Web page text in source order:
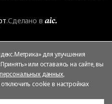
.Сделано в
для улучшения
или оставаясь на сайте, вы
данных,
cookie в настройках